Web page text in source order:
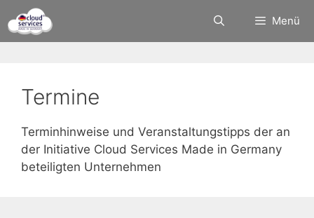
Inhalt
springen
Menü
Termine
Terminhinweise und Veranstaltungstipps der an
der Initiative Cloud Services Made in Germany
beteiligten Unternehmen